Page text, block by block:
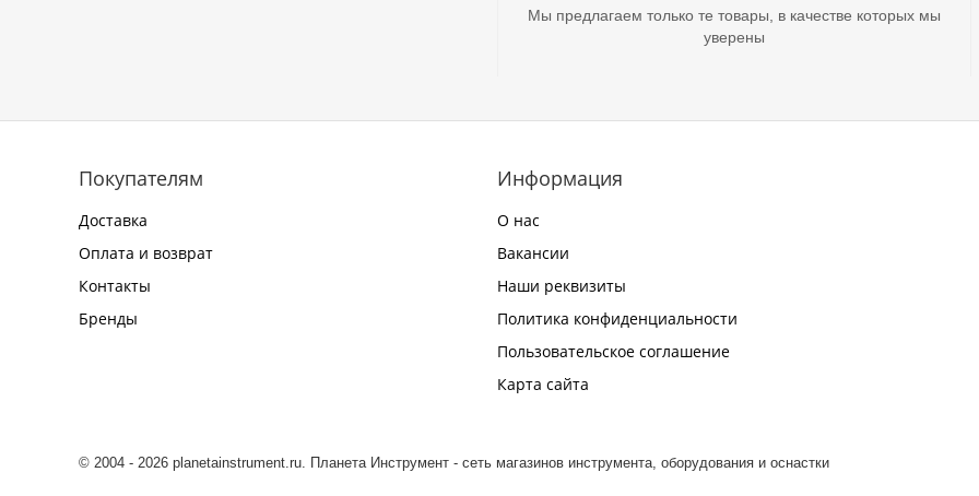
Мы предлагаем только те товары, в качестве которых мы
уверены
Покупателям
Доставка
Оплата и возврат
Контакты
Бренды
Информация
О нас
Вакансии
Наши реквизиты
Политика конфиденциальности
Пользовательское соглашение
Карта сайта
© 2004 - 2026 planetainstrument.ru. Планета Инструмент - сеть магазинов инструмента, оборудования и оснастки